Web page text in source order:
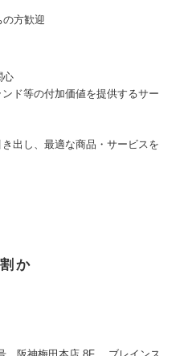
方歓迎
心
ド等の付加価値を提供するサー
出し、最適な商品・サービスを
か